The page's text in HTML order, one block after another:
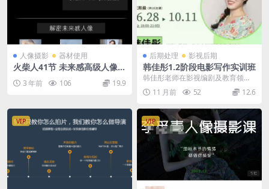
人像摄影 器材使用
火柴人41节 未来感高级人像-
3 年前 106 19.9
后期处理 影视后期
韩佳彤1.2阶段电影写作实训班
韩佳彤老师在影视编剧及教育领域
成绩斐然。她拥有中央戏剧学院电
影电视系影视编导专业...
11 月前 52 12.6
VIP VIP